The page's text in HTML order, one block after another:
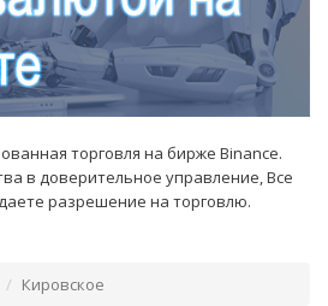
торговля на бирже Binance.
в доверительное управление, Все
разрешение на торговлю.
Кировское